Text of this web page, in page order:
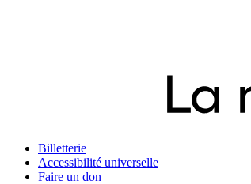
Billetterie
Accessibilité universelle
Faire un don